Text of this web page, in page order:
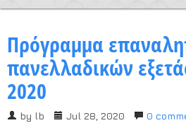
Ανακοινώσεις
Χρήσιμα Έντυπα
Πρόγραμμα
πανελλαδικών
2020
by lb Jul 28, 2020
0